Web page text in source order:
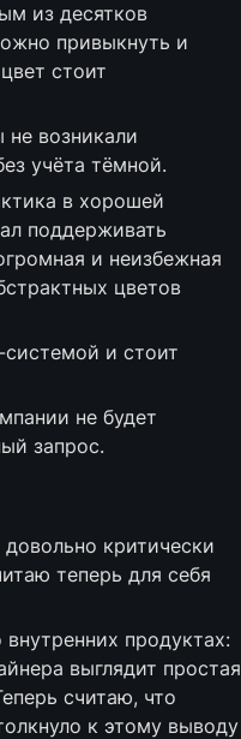
из десятков
привыкнуть и
стоит
возникали
учёта тёмной.
в хорошей
поддерживать
и неизбежная
цветов
и стоит
не будет
запрос.
довольно критически
теперь для себя
продуктах:
выглядит простая
считаю, что
к этому выводу